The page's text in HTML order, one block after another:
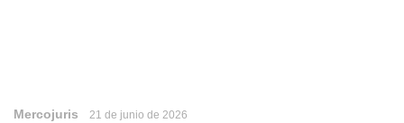
Mercojuris 21 de junio de 2026